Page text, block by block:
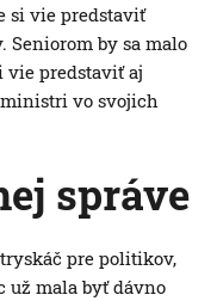
si vie predstaviť
Seniorom by sa malo
vie predstaviť aj
vo svojich
správe
pre politikov,
už mala byť dávno